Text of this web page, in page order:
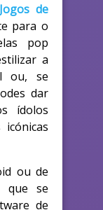
Jogos de
para o
pop
a
ou, se
dar
ídolos
ou de
que se
de